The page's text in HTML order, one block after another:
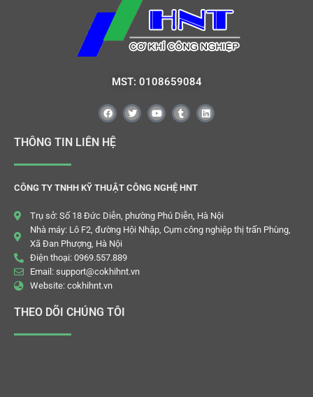
MST: 0108659084
THÔNG TIN LIÊN HỆ
CÔNG TY TNHH KỸ THUẬT CÔNG NGHỆ HNT
Trụ sở: Số 18 Đức Diễn, phường Phú Diễn, Hà Nội
Nhà máy: Lô F2, đường Hội Nhập, Cụm công nghiệp thị trấn Phùng,
Xã Đan Phượng, Hà Nội
Điện thoại: 0969.557.889
Email: support@cokhihnt.vn
Website: cokhihnt.vn
THEO DÕI CHÚNG TÔI